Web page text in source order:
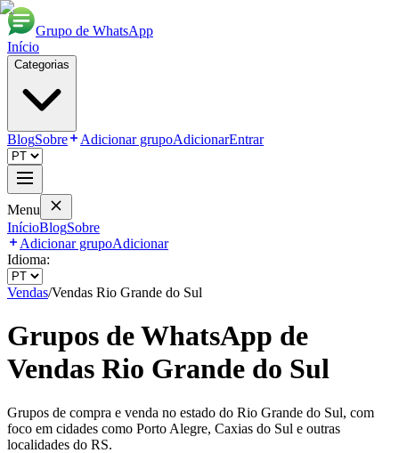
Grupo de WhatsApp
Início
Categorias
BlogSobre Adicionar grupoAdicionarEntrar
Menu
InícioBlogSobre
Adicionar grupoAdicionar
Idioma:
Vendas/Vendas Rio Grande do Sul
Grupos de WhatsApp de
Vendas Rio Grande do Sul
Grupos de compra e venda no estado do Rio Grande do Sul, com
foco em cidades como Porto Alegre, Caxias do Sul e outras
localidades do RS.